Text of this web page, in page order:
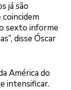
já são
coincidem
sexto informe
disse Óscar
América do
intensificar.